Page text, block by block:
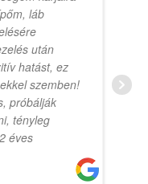
láb
után
hatást, ez
szemben!
próbálják
tényleg
éves